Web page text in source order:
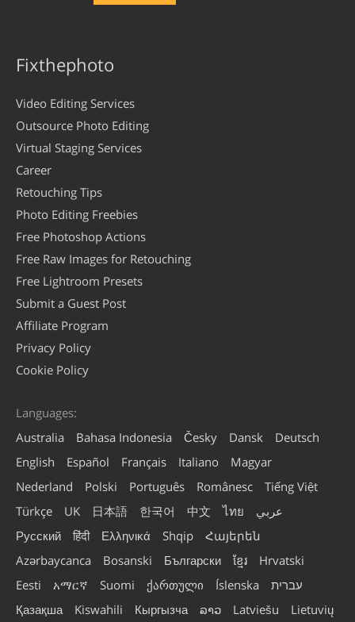
Fixthephoto
Video Editing Services
Outsource Photo Editing
Virtual Staging Services
Career
Retouching Tips
Photo Editing Freebies
Free Photoshop Actions
Free Raw Images for Retouching
Free Lightroom Presets
Submit a Guest Post
Affiliate Program
Privacy Policy
Cookie Policy
Languages:
Australia
Bahasa Indonesia Česky Dansk
Deutsch
English
Español Français Italiano
Magyar
Nederland
Polski Português Românesc
Tiếng Việt
Türkçe
UK 日本語 한국어 中文 ไทย
عربي
Русский
हिंदी Ελληνικά Shqip
Հայերեն
Azərbaycanca
Bosanski Български ខ្មែរ
Hrvatski
Eesti
አማርኛ Suomi ქართული Íslenska
עברית
Қазақша
Kiswahili Кыргызча ລາວ Latviešu Lietuvių